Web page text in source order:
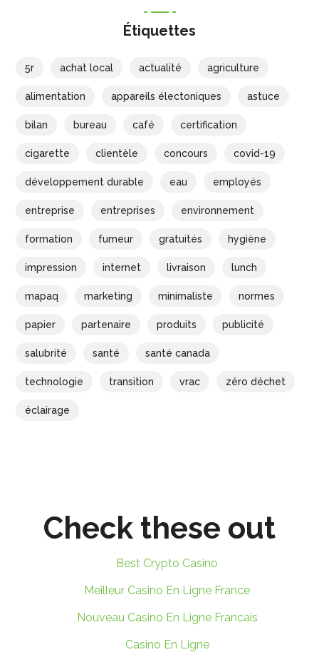
Étiquettes
5r achat local actualité agriculture
alimentation appareils électoniques astuce
bilan bureau café certification
cigarette clientèle concours covid-19
développement durable eau employés
entreprise entreprises environnement
formation fumeur gratuités hygiène
impression internet livraison lunch
mapaq marketing minimaliste normes
papier partenaire produits publicité
salubrité santé santé canada
technologie transition vrac zéro déchet
éclairage
Check these out
Best Crypto Casino
Meilleur Casino En Ligne France
Nouveau Casino En Ligne Francais
Casino En Ligne